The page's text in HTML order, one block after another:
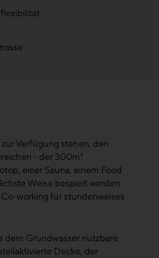
Verfügung stehen, den
- der 300m²
einer Sauna, einem Food
Weise bespielt werden
working für stundenweises
dem Grundwasser nutzbare
Decke, der